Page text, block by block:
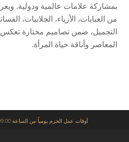
بمشاركة علامات عالمية ودولية.
من العبايات، الأزياء، الجلابيات،
التجميل، ضمن تصاميم مختارة تعكس
المعاصر وأناقة حياة المرأة.
أوقات عمل الحزم يومياً من الساعة 09:00 صباحاً حتى 01:00 فجرا